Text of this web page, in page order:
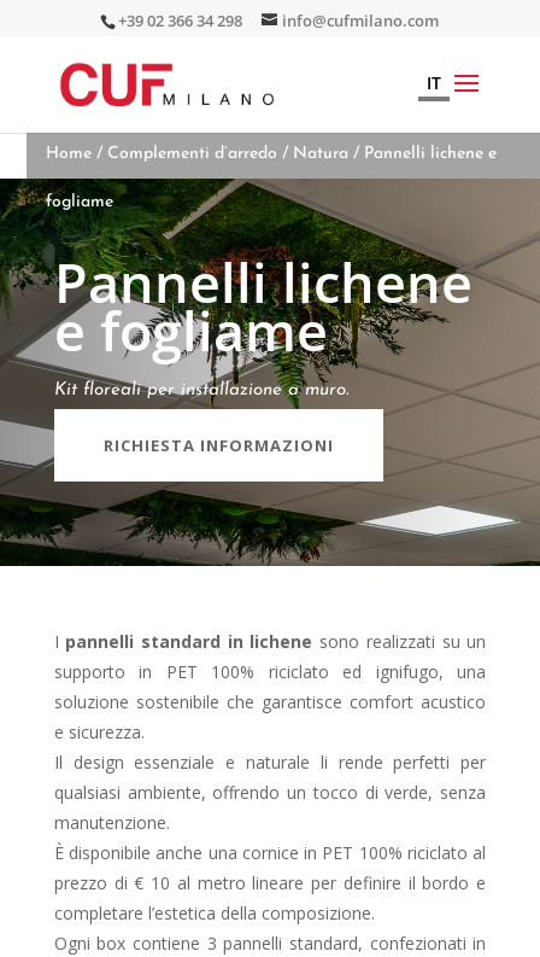
+39 02 366 34 298 info@cufmilano.com
IT
Home / Complementi d’arredo / Natura / Pannelli lichene e
fogliame
Pannelli lichene
e fogliame
Kit floreali per installazione a muro.
RICHIESTA INFORMAZIONI
I pannelli standard in lichene sono realizzati su un
supporto in PET 100% riciclato ed ignifugo, una
soluzione sostenibile che garantisce comfort acustico
e sicurezza.
Il design essenziale e naturale li rende perfetti per
qualsiasi ambiente, offrendo un tocco di verde, senza
manutenzione.
È disponibile anche una cornice in PET 100% riciclato al
prezzo di € 10 al metro lineare per definire il bordo e
completare l’estetica della composizione.
Ogni box contiene 3 pannelli standard, confezionati in